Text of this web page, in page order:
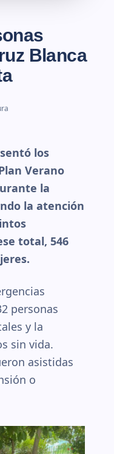
Blanca
los
Verano
la
la atención
total, 546
personas
y la
sin vida.
asistidas
o